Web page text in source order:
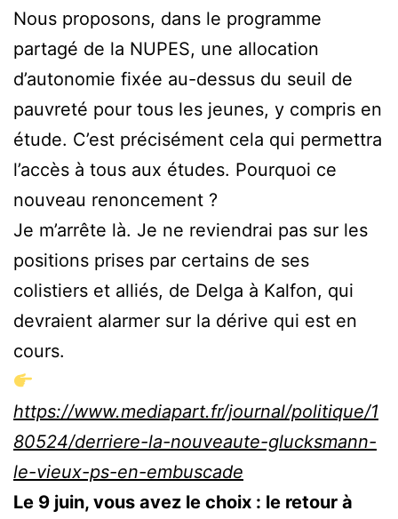
Nous proposons, dans le programme
partagé de la NUPES, une allocation
d’autonomie fixée au-dessus du seuil de
pauvreté pour tous les jeunes, y compris en
étude. C’est précisément cela qui permettra
l’accès à tous aux études. Pourquoi ce
nouveau renoncement ?
Je m’arrête là. Je ne reviendrai pas sur les
positions prises par certains de ses
colistiers et alliés, de Delga à Kalfon, qui
devraient alarmer sur la dérive qui est en
cours.
https://www.mediapart.fr/journal/politique/1
80524/derriere-la-nouveaute-glucksmann-
le-vieux-ps-en-embuscade
Le 9 juin, vous avez le choix : le retour à